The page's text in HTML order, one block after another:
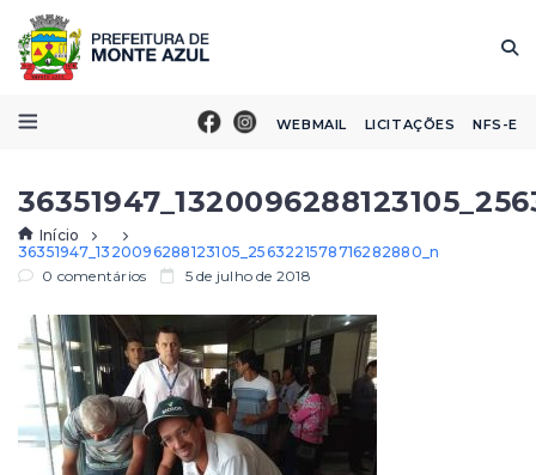
WEBMAIL LICITAÇÕES NFS-E
Início
36351947_1320096288123105_2563221578716282880_n
0 comentários
5 de julho de 2018